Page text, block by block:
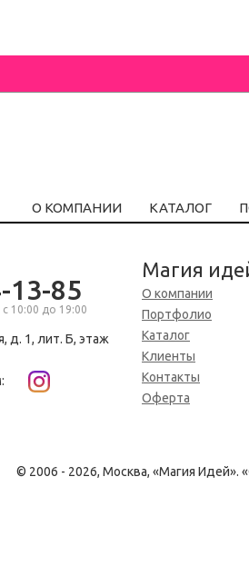
О КОМПАНИИ КАТАЛОГ
13-85
10:00 до 19:00
д. 1, лит. Б, этаж
Магия
О компании
Портфолио
Каталог
Клиенты
Контакты
Оферта
© 2006 - 2026, Москва, «Магия Идей».